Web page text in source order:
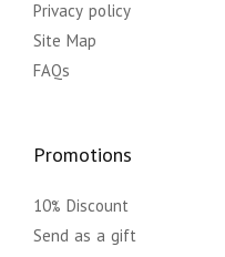
Privacy policy
Site Map
FAQs
Promotions
10% Discount
Send as a gift